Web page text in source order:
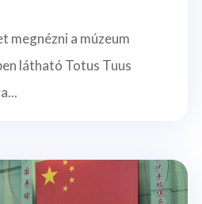
megnézni a múzeum
látható Totus Tuus